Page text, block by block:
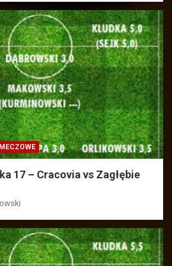
17 – Cracovia vs Zagłębie